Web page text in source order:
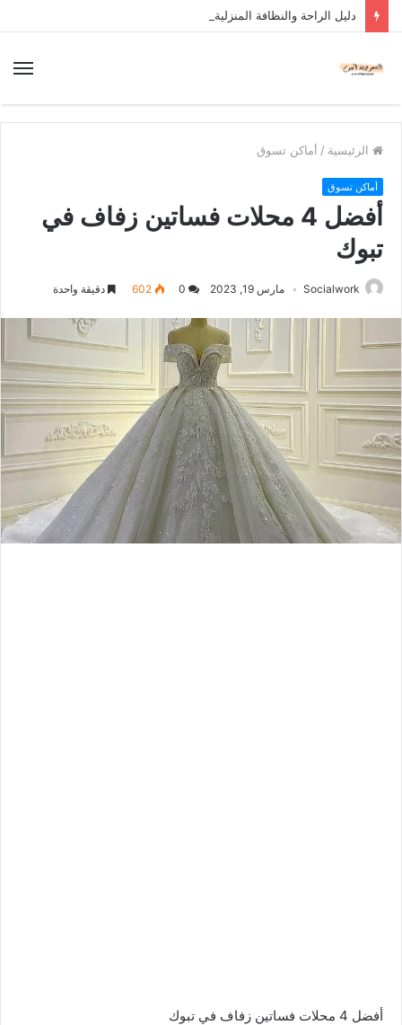
دليل الراحة والنظافة المنزلية
الرئيسية / أماكن تسوق
أماكن تسوق
أفضل 4 محلات فساتين زفاف في
تبوك
Socialwork مارس 19, 2023 602 دقيقة واحدة
أفضل 4 محلات فساتين زفاف في تبوك